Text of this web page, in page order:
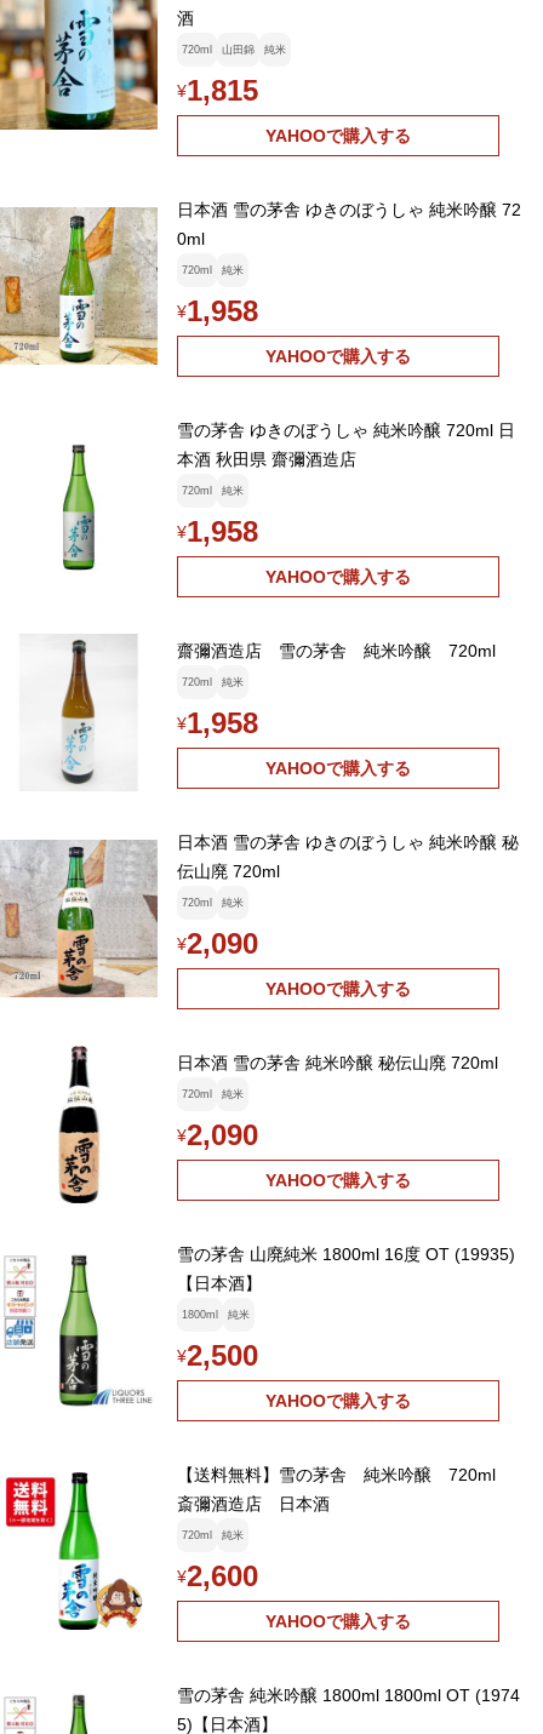
酒
720ml 山田錦 純米
¥1,815
YAHOOで購入する
日本酒 雪の茅舎 ゆきのぼうしゃ 純米吟醸 72
0ml
720ml 純米
¥1,958
YAHOOで購入する
雪の茅舎 ゆきのぼうしゃ 純米吟醸 720ml 日
本酒 秋田県 齋彌酒造店
720ml 純米
¥1,958
YAHOOで購入する
齋彌酒造店 雪の茅舎 純米吟醸 720ml
720ml 純米
¥1,958
YAHOOで購入する
日本酒 雪の茅舎 ゆきのぼうしゃ 純米吟醸 秘
伝山廃 720ml
720ml 純米
¥2,090
YAHOOで購入する
日本酒 雪の茅舎 純米吟醸 秘伝山廃 720ml
720ml 純米
¥2,090
YAHOOで購入する
雪の茅舎 山廃純米 1800ml 16度 OT (19935)
【日本酒】
1800ml 純米
¥2,500
YAHOOで購入する
【送料無料】雪の茅舎 純米吟醸 720ml
斎彌酒造店 日本酒
720ml 純米
¥2,600
YAHOOで購入する
雪の茅舎 純米吟醸 1800ml 1800ml OT (1974
5)【日本酒】